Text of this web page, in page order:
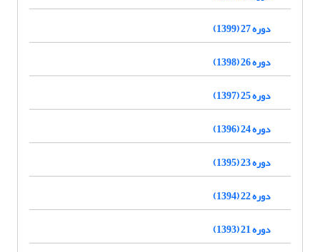
دوره 27 (1399)
دوره 26 (1398)
دوره 25 (1397)
دوره 24 (1396)
دوره 23 (1395)
دوره 22 (1394)
دوره 21 (1393)